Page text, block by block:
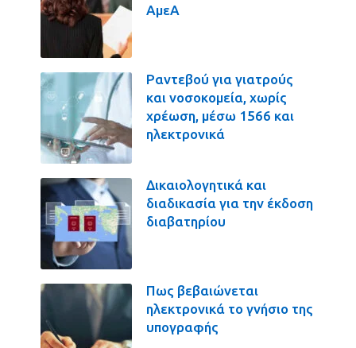
ΑμεΑ
Ραντεβού για γιατρούς
και νοσοκομεία, χωρίς
χρέωση, μέσω 1566 και
ηλεκτρονικά
Δικαιολογητικά και
διαδικασία για την έκδοση
διαβατηρίου
Πως βεβαιώνεται
ηλεκτρονικά το γνήσιο της
υπογραφής